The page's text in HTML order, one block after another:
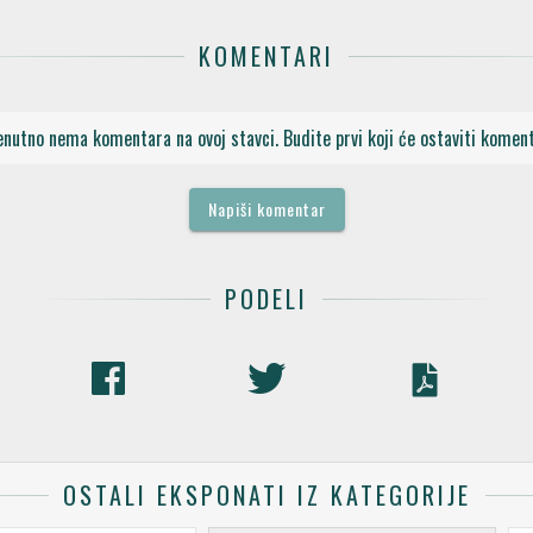
KOMENTARI
nema komentara na ovoj stavci. Budite prvi koji će ostaviti
Napiši komentar
PODELI
OSTALI EKSPONATI IZ KATEGORIJE